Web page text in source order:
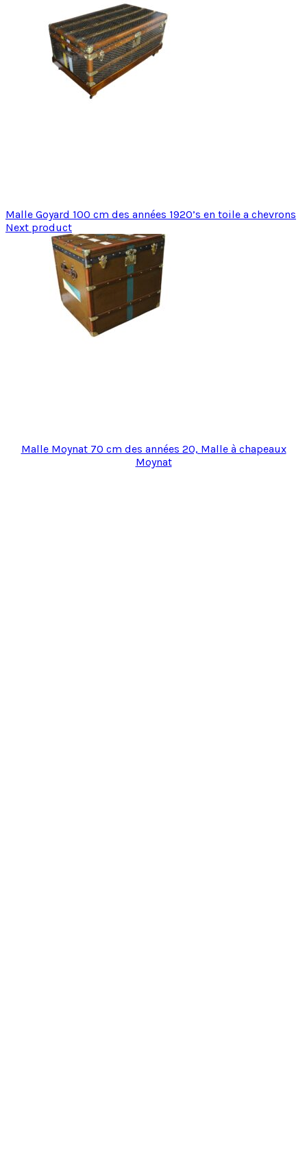
Malle Goyard 100 cm des années 1920’s en toile a chevrons
Next product
Malle Moynat 70 cm des années 20, Malle à chapeaux
Moynat